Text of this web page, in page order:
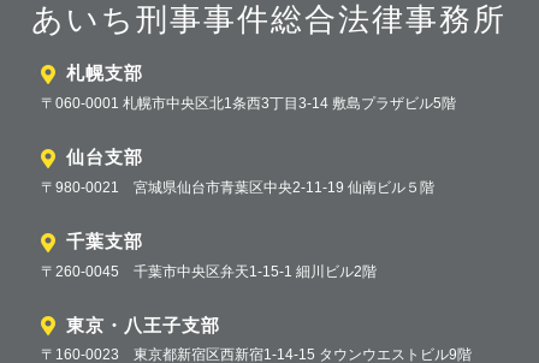
あいち刑事事件総合法律事務所
札幌支部
〒060-0001 札幌市中央区北1条西3丁目3-14 敷島プラザビル5階
仙台支部
〒980-0021 宮城県仙台市青葉区中央2-11-19 仙南ビル５階
千葉支部
〒260-0045 千葉市中央区弁天1-15-1 細川ビル2階
東京・八王子支部
〒160-0023 東京都新宿区西新宿1-14-15 タウンウエストビル9階